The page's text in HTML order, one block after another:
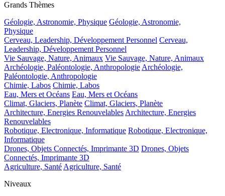
Grands Thèmes
Géologie, Astronomie, Physique Géologie, Astronomie,
Physique
Cerveau, Leadership, Développement Personnel Cerveau,
Leadership, Développement Personnel
Vie Sauvage, Nature, Animaux Vie Sauvage, Nature, Animaux
Archéologie, Paléontologie, AnthropologieArchéologie,
Paléontologie, Anthropologie
Chimie, Labos Chimie, Labos
Eau, Mers et Océans Eau, Mers et Océans
Climat, Glaciers, Planète Climat, Glaciers, Planète
Architecture, Energies RenouvelablesArchitecture, Energies
Renouvelables
Robotique, Electronique, Informatique Robotique, Electronique,
Informatique
Drones, Objets Connectés, Imprimante 3D Drones, Objets
Connectés, Imprimante 3D
Agriculture, SantéAgriculture, Santé
Niveaux